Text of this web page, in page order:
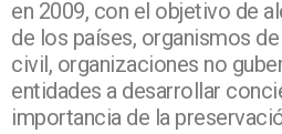
en 2009, con el objetivo de
de los países, organismos
civil, organizaciones no
entidades a desarrollar
importancia de la